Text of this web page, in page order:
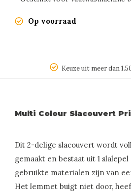
Op voorraad
Keuze uit meer dan
Multi Colour Slacouvert
Dit 2-delige slacouvert wordt
gemaakt en bestaat uit 1 slalepel
gebruikte materialen zijn van
Het lemmet buigt niet door,